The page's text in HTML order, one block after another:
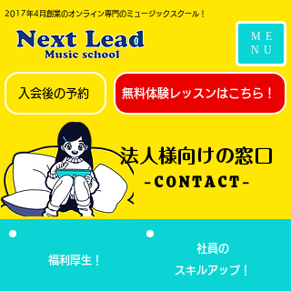
2017年4月創業のオンライン専門のミュージックスクール！
ME
NU
入会後の予約 無料体験レッスンはこちら！
​法人様向けの窓口
- C O N T A C T -
福利厚生！
社員の
スキルアップ！